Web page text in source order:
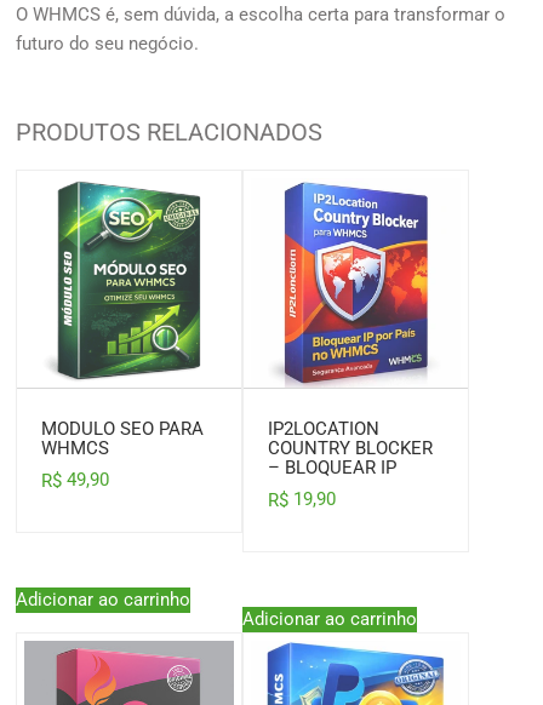
O WHMCS é, sem dúvida, a escolha certa para transformar o
futuro do seu negócio.
PRODUTOS RELACIONADOS
MODULO SEO PARA
WHMCS
R$ 49,90
Adicionar ao carrinho
IP2LOCATION
COUNTRY BLOCKER
– BLOQUEAR IP
R$ 19,90
Adicionar ao carrinho